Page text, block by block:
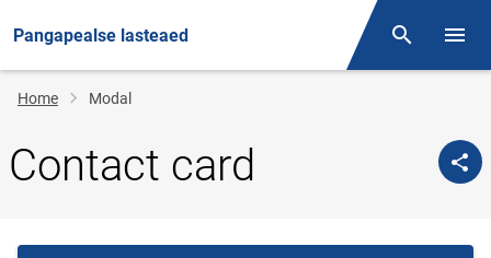
Pangapealse lasteaed Otsing
Breadcrumb
Home Modal
Contact card